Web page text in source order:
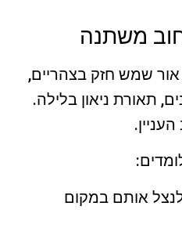
משתנה
אור שמש חזק בצהריים,
תאורת ניאון בלילה.
ולנצל אותם במקום